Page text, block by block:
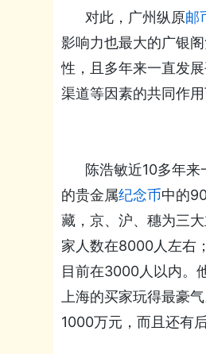
对此，广州纵原邮
影响力也最大的广银
性，且多年来一直发
渠道等因素的共同作
陈浩敏近10多年来
的贵金属纪念币中的
藏，京、沪、穗为三
家人数在8000人左右
目前在3000人以内。
上海的买家玩得最豪
1000万元，而且还有